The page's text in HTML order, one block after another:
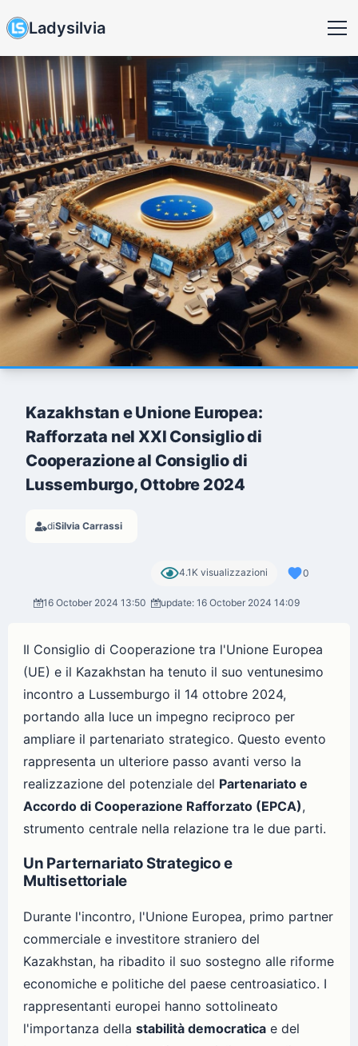
Ladysilvia
Kazakhstan e Unione Europea:
Rafforzata nel XXI Consiglio di
Cooperazione al Consiglio di
Lussemburgo, Ottobre 2024
diSilvia Carrassi
4.1K visualizzazioni 0
16 October 2024 13:50 update: 16 October 2024 14:09
Il Consiglio di Cooperazione tra l'Unione Europea
(UE) e il Kazakhstan ha tenuto il suo ventunesimo
incontro a Lussemburgo il 14 ottobre 2024,
portando alla luce un impegno reciproco per
ampliare il partenariato strategico. Questo evento
rappresenta un ulteriore passo avanti verso la
realizzazione del potenziale del Partenariato e
Accordo di Cooperazione Rafforzato (EPCA),
strumento centrale nella relazione tra le due parti.
Un Parternariato Strategico e
Multisettoriale
Durante l'incontro, l'Unione Europea, primo partner
commerciale e investitore straniero del
Kazakhstan, ha ribadito il suo sostegno alle riforme
economiche e politiche del paese centroasiatico. I
rappresentanti europei hanno sottolineato
l'importanza della stabilità democratica e del